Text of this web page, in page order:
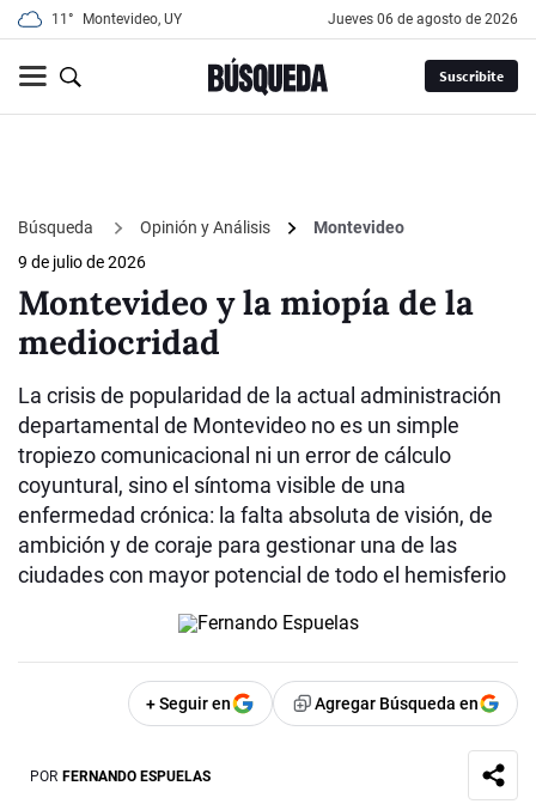
11° Montevideo, UY jueves 06 de agosto de 2026
Suscribite
Búsqueda Opinión y Análisis
Montevideo
9 de julio de 2026
Montevideo y la miopía de la
mediocridad
La crisis de popularidad de la actual administración
departamental de Montevideo no es un simple
tropiezo comunicacional ni un error de cálculo
coyuntural, sino el síntoma visible de una
enfermedad crónica: la falta absoluta de visión, de
ambición y de coraje para gestionar una de las
ciudades con mayor potencial de todo el hemisferio
+ Seguir en Agregar Búsqueda en
POR FERNANDO ESPUELAS